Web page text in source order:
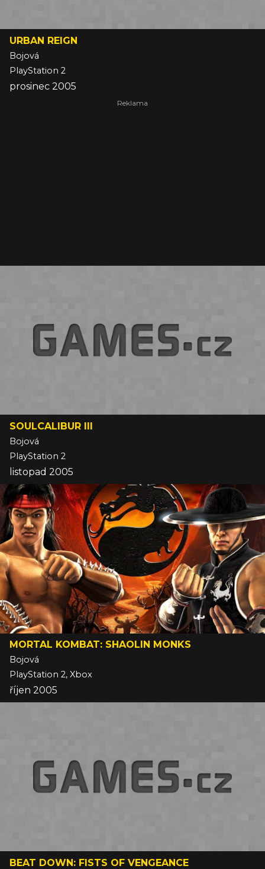
URBAN REIGN
Bojová
PlayStation 2
prosinec 2005
SOULCALIBUR III
Bojová
PlayStation 2
listopad 2005
MORTAL KOMBAT: SHAOLIN MONKS
Bojová
PlayStation 2, Xbox
říjen 2005
BEAT DOWN: FISTS OF VENGEANCE